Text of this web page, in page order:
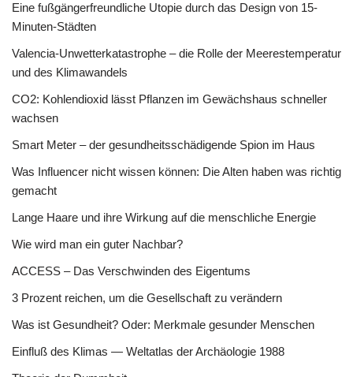
Eine fußgängerfreundliche Utopie durch das Design von 15-
Minuten-Städten
Valencia-Unwetterkatastrophe – die Rolle der Meerestemperatur
und des Klimawandels
CO2: Kohlendioxid lässt Pflanzen im Gewächshaus schneller
wachsen
Smart Meter – der gesundheitsschädigende Spion im Haus
Was Influencer nicht wissen können: Die Alten haben was richtig
gemacht
Lange Haare und ihre Wirkung auf die menschliche Energie
Wie wird man ein guter Nachbar?
ACCESS – Das Verschwinden des Eigentums
3 Prozent reichen, um die Gesellschaft zu verändern
Was ist Gesundheit? Oder: Merkmale gesunder Menschen
Einfluß des Klimas — Weltatlas der Archäologie 1988